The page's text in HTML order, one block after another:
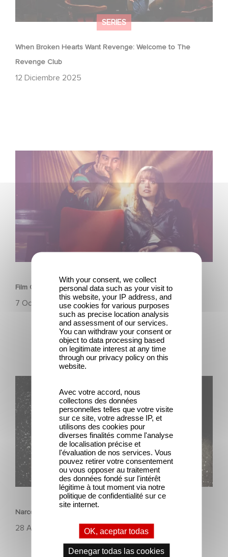
SERIES
When Broken Hearts Want Revenge: Welcome to The
Revenge Club
12 Diciembre 2025
Film Club: A Heartfelt Romantic Comedy now Steaming
7 Octubre 2025
Film Club: A Heartfelt Romantic Comedy now Steaming
SERIES
Narcos: 10 anni di una serie di successo targata Gaumont
28 Agosto 2025
Gaumont
With your consent, we collect
personal data such as your visit to
this website, your IP address, and
use cookies for various purposes
such as precise location analysis
and assessment of our services.
You can withdraw your consent or
object to data processing based
on legitimate interest at any time
through our privacy policy on this
website.
Avec votre accord, nous
collectons des données
personnelles telles que votre visite
sur ce site, votre adresse IP, et
utilisons des cookies pour
diverses finalités comme l'analyse
de localisation précise et
l'évaluation de nos services. Vous
pouvez retirer votre consentement
ou vous opposer au traitement
des données fondé sur l'intérêt
légitime à tout moment via notre
politique de confidentialité sur ce
site internet.
OK, aceptar todas
Denegar todas las cookies